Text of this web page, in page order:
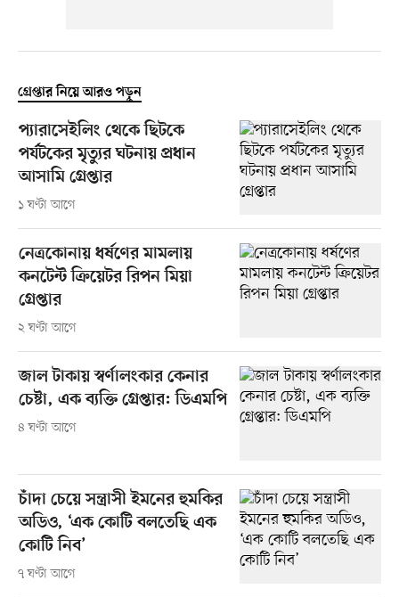
গ্রেপ্তার নিয়ে আরও পড়ুন
প্যারাসেইলিং থেকে ছিটকে
পর্যটকের মৃত্যুর ঘটনায় প্রধান
আসামি গ্রেপ্তার
১ ঘণ্টা আগে
নেত্রকোনায় ধর্ষণের মামলায়
কনটেন্ট ক্রিয়েটর রিপন মিয়া
গ্রেপ্তার
২ ঘণ্টা আগে
জাল টাকায় স্বর্ণালংকার কেনার
চেষ্টা, এক ব্যক্তি গ্রেপ্তার: ডিএমপি
৪ ঘণ্টা আগে
চাঁদা চেয়ে সন্ত্রাসী ইমনের হুমকির
অডিও, ‘এক কোটি বলতেছি এক
কোটি নিব’
৭ ঘণ্টা আগে